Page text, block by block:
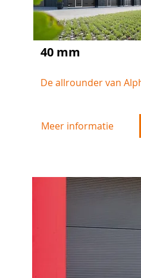
40 mm
De allrounder van
Meer informatie